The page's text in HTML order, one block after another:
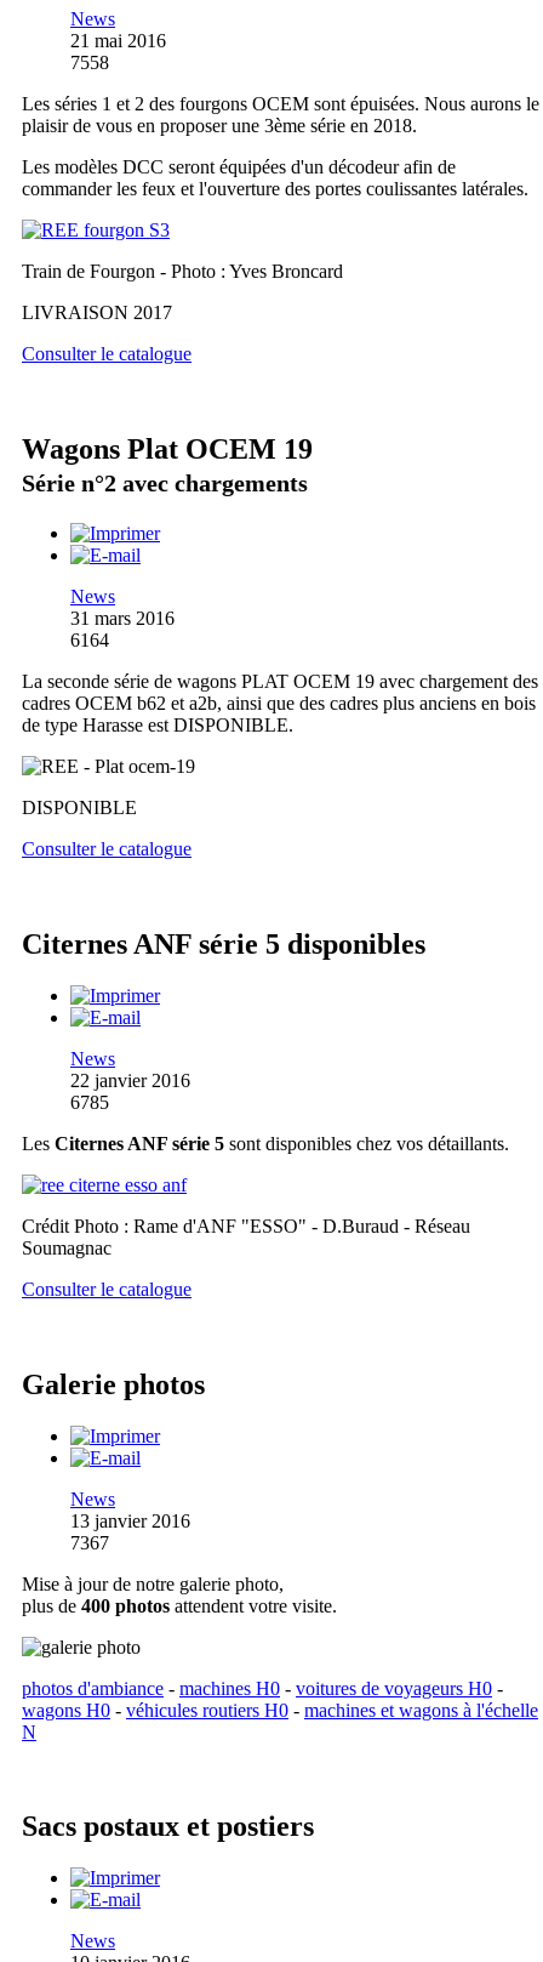
News
21 mai 2016
7558
Les séries 1 et 2 des fourgons OCEM sont épuisées. Nous aurons le
plaisir de vous en proposer une 3ème série en 2018.
Les modèles DCC seront équipées d'un décodeur afin de
commander les feux et l'ouverture des portes coulissantes latérales.
Train de Fourgon - Photo : Yves Broncard
LIVRAISON 2017
Consulter le catalogue
Wagons Plat OCEM 19
Série n°2 avec chargements
News
31 mars 2016
6164
La seconde série de wagons PLAT OCEM 19 avec chargement des
cadres OCEM b62 et a2b, ainsi que des cadres plus anciens en bois
de type Harasse est DISPONIBLE.
DISPONIBLE
Consulter le catalogue
Citernes ANF série 5 disponibles
News
22 janvier 2016
6785
Les Citernes ANF série 5 sont disponibles chez vos détaillants.
Crédit Photo : Rame d'ANF "ESSO" - D.Buraud - Réseau
Soumagnac
Consulter le catalogue
Galerie photos
News
13 janvier 2016
7367
Mise à jour de notre galerie photo,
plus de 400 photos attendent votre visite.
photos d'ambiance - machines H0 - voitures de voyageurs H0 -
wagons H0 - véhicules routiers H0 - machines et wagons à l'échelle
N
Sacs postaux et postiers
News